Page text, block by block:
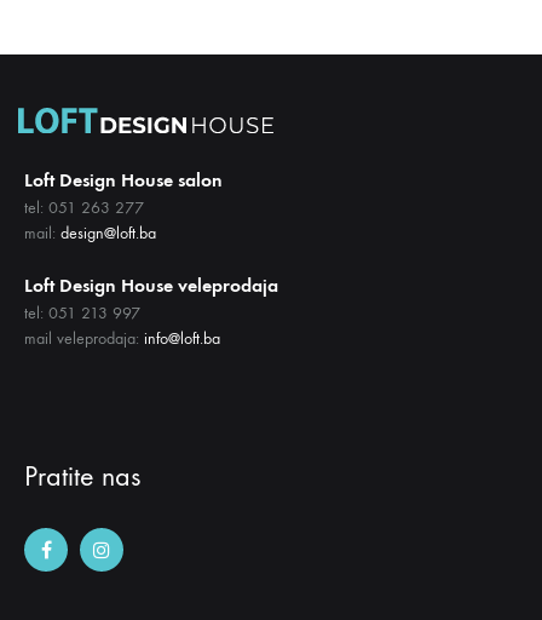
Loft Design House salon
tel: 051 263 277
mail: design@loft.ba
Loft Design House veleprodaja
tel: 051 213 997
mail veleprodaja: info@loft.ba
Pratite nas